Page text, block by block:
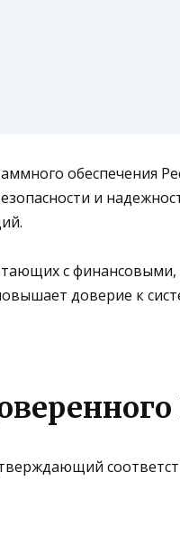
обеспечения
и
с
доверие к